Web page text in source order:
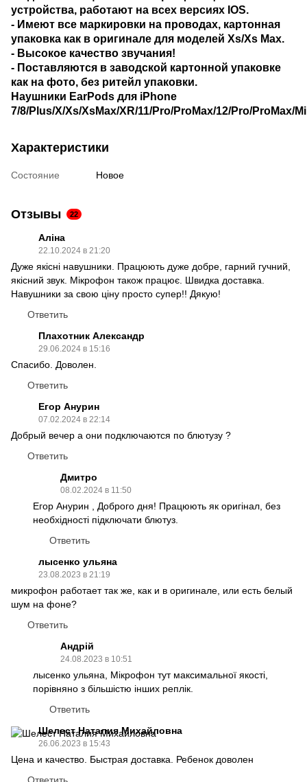
устройства, работают на всех версиях IOS.
- Имеют все маркировки на проводах, картонная
упаковка как в оригинале для моделей Xs/Xs Max.
- Высокое качество звучания!
- Поставляются в заводской картонной упаковке
как на фото, без ритейл упаковки.
Наушники EarPods для iPhone
7/8/Plus/X/Xs/XsMax/XR/11/Pro/ProMax/12/Pro/ProMax/
Характеристики
Состояние Новое
Отзывы 22
Аліна
22.10.2024 в 21:20
Дуже якісні навушники. Працюють дуже добре, гарний гучний,
якісний звук. Мікрофон також працює. Швидка доставка.
Навушники за свою ціну просто супер!! Дякую!
Ответить
Плахотник Александр
29.06.2024 в 15:16
Спасибо. Доволен.
Ответить
Егор Анурин
07.02.2024 в 22:14
Добрый вечер а они подключаются по блютузу ?
Ответить
Дмитро
08.02.2024 в 11:50
Егор Анурин , Доброго дня! Працюють як оригінал, без
необхідності підключати блютуз.
Ответить
лысенко ульяна
23.08.2023 в 21:19
микрофон работает так же, как и в оригинале, или есть белый
шум на фоне?
Ответить
Андрій
24.08.2023 в 10:51
лысенко ульяна, Мікрофон тут максимальної якості,
порівняно з більшістю інших реплік.
Ответить
Шелест Наталия Михайловна
26.06.2023 в 15:43
Цена и качество. Быстрая доставка. Ребенок доволен
Ответить